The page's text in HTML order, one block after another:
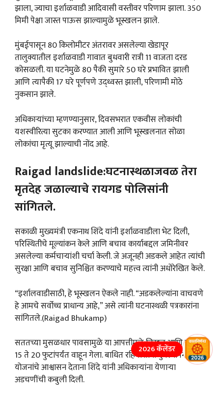
झाला, ज्याचा इर्शाळवाडी आदिवासी वस्तीवर परिणाम झाला. 350
मिमी पेक्षा जास्त पाऊस झाल्यामुळे भूस्खलन झाले.
मुंबईपासून 80 किलोमीटर अंतरावर असलेल्या खेडापूर
तालुक्यातील इर्शाळवाडी गावात बुधवारी रात्री 11 वाजता दरड
कोसळली. या घटनेमुळे 80 पैकी सुमारे 50 घरे प्रभावित झाली
आणि त्यापैकी 17 घरे पूर्णपणे उद्ध्वस्त झाली, परिणामी मोठे
नुकसान झाले.
अधिकाऱ्यांच्या म्हणण्यानुसार, दिवसभरात एकवीस लोकांची
यशस्वीरित्या सुटका करण्यात आली आणि भूस्खलनात सोळा
लोकांचा मृत्यू झाल्याची नोंद आहे.
Raigad landslide:घटनास्थळाजवळ तेरा
मृतदेह जळाल्याचे रायगड पोलिसांनी
सांगितले.
सकाळी मुख्यमंत्री एकनाथ शिंदे यांनी इर्शाळवाडीला भेट दिली,
परिस्थितीचे मूल्यांकन केले आणि बचाव कार्याबद्दल जमिनीवर
असलेल्या कर्मचाऱ्यांशी चर्चा केली. जे अजूनही अडकले आहेत त्यांची
सुरक्षा आणि बचाव सुनिश्चित करण्याचे महत्त्व त्यांनी अधोरेखित केले.
“इर्शालवाडीसाठी, हे भूस्खलन ऐकले नाही. “अडकलेल्यांना वाचवणे
हे आमचे सर्वोच्च प्राधान्य आहे,” असे त्यांनी घटनास्थळी पत्रकारांना
सांगितले.(Raigad Bhukamp)
सततच्या मुसळधार पावसामुळे या आपत्तीमुळे चिखल आणि मलबा
15 ते 20 फुटांपर्यंत वाहून गेला. बाधित रहिवाशांना पुनर्स्थापना
योजनांचे आश्वासन देताना शिंदे यांनी अधिकाऱ्यांना येणाऱ्या
अडचणींची कबुली दिली.
2026 कॅलेंडर